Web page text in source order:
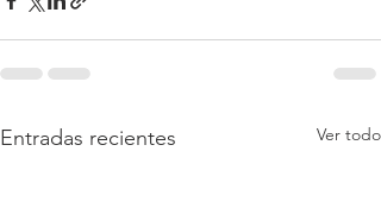
Entradas recientes Ver todo